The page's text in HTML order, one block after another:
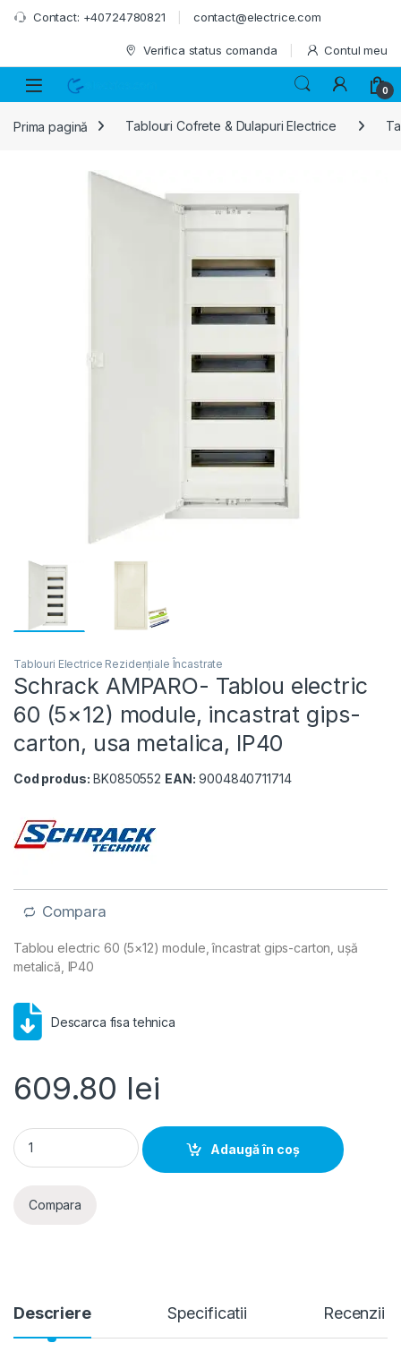
Skip to navigation
Skip to content
Contact: +40724780821 contact@electrice.com
Verifica status comanda Contul meu
0
Prima pagină Tablouri Cofrete & Dulapuri Electrice
Tablouri Electrice Rezidențiale Încastrate
Schrack AMPARO- Tablou electric
60 (5×12) module, incastrat gips-
carton, usa metalica, IP40
Cod produs: BK0850552 EAN: 9004840711714
Compara
Tablou electric 60 (5×12) module, încastrat gips-carton, ușă
metalică, IP40
Descarca fisa tehnica
609.80 lei
Schrack AMPARO- Tablou electric 60 (5x12) module,
Adaugă în coș
Compara
Descriere Specificatii Recenzii